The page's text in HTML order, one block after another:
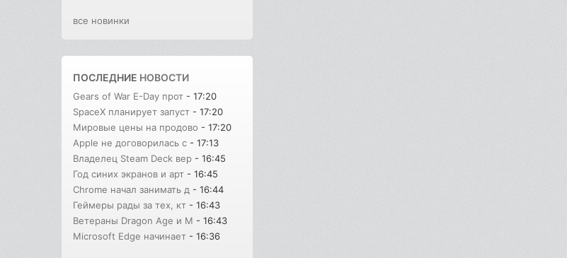
все новинки
ПОСЛЕДНИЕ НОВОСТИ
Gears of War E-Day прот - 17:20
SpaceX планирует запуст - 17:20
Мировые цены на продово - 17:20
Apple не договорилась с - 17:13
Владелец Steam Deck вер - 16:45
Год синих экранов и арт - 16:45
Chrome начал занимать д - 16:44
Геймеры рады за тех, кт - 16:43
Ветераны Dragon Age и M - 16:43
Microsoft Edge начинает - 16:36